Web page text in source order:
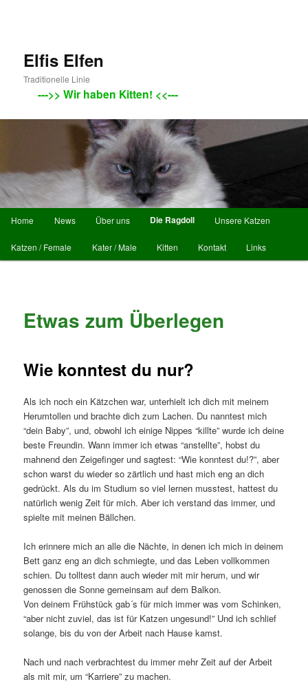
Elfis Elfen
Traditionelle Linie
--->> Wir haben Kitten! <<---
Skip to primary content
Skip to secondary content
Home News Über uns Die Ragdoll Unsere Katzen
Katzen / Female Kater / Male Kitten Kontakt Links
Etwas zum Überlegen
Wie konntest du nur?
Als ich noch ein Kätzchen war, unterhielt ich dich mit meinem
Herumtollen und brachte dich zum Lachen. Du nanntest mich
“dein Baby”, und, obwohl ich einige Nippes “killte” wurde ich deine
beste Freundin. Wann immer ich etwas “anstellte”, hobst du
mahnend den Zeigefinger und sagtest: “Wie konntest du!?”, aber
schon warst du wieder so zärtlich und hast mich eng an dich
gedrückt. Als du im Studium so viel lernen musstest, hattest du
natürlich wenig Zeit für mich. Aber ich verstand das immer, und
spielte mit meinen Bällchen.
Ich erinnere mich an alle die Nächte, in denen ich mich in deinem
Bett ganz eng an dich schmiegte, und das Leben vollkommen
schien. Du tolltest dann auch wieder mit mir herum, und wir
genossen die Sonne gemeinsam auf dem Balkon.
Von deinem Frühstück gab´s für mich immer was vom Schinken,
“aber nicht zuviel, das ist für Katzen ungesund!” Und ich schlief
solange, bis du von der Arbeit nach Hause kamst.
Nach und nach verbrachtest du immer mehr Zeit auf der Arbeit
als mit mir, um “Karriere” zu machen.